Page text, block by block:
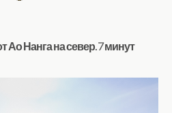
Ао Нанга на север. 7 минут